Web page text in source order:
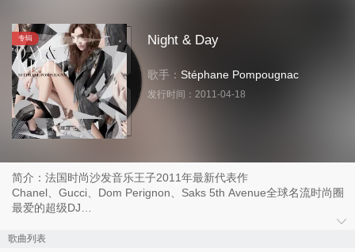
专辑 Night & Day
歌手： Stéphane Pompougnac
发行时间： 2011-04-18
简介：法国时尚沙发音乐王子2011年最新代表作
Chanel、Gucci、Dom Perignon、Saks 5th Avenue全球名流时尚圈
最爱的超级DJ
彷彿置身在巴黎最顶级的沙发会所，享受魅力璀璨缤纷时尚的白天与
歌曲列表